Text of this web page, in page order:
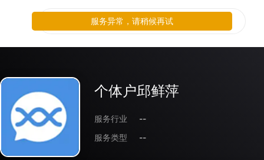
个体户邱鲜萍
服务行业
--
服务类型
--
服务异常，请稍候再试